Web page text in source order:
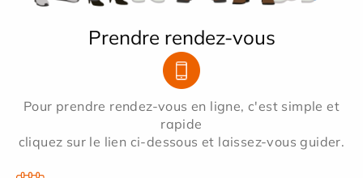
Prendre rendez-vous
Pour prendre rendez-vous en ligne, c'est simple et
rapide
cliquez sur le lien ci-dessous et laissez-vous guider.